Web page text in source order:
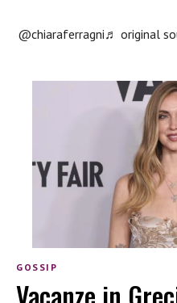
@chiaraferragni♬ original
GOSSIP
Vacanze in